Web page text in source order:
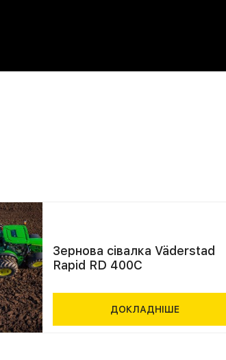
Зернова сівалка Väderstad
Rapid RD 400C
ДОКЛАДНІШЕ